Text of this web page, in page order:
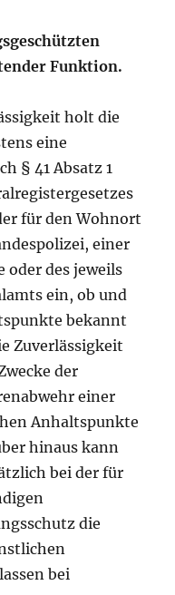
Funktion.
holt die
eine
§ 41 Absatz 1
für den Wohnort
einer
des jeweils
ein, ob und
bekannt
Zuverlässigkeit
der
einer
Anhaltspunkte
hinaus kann
bei der für
die
bei